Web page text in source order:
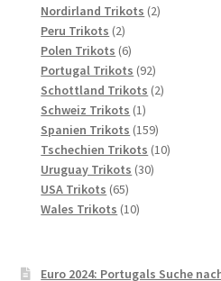
Nordirland Trikots 22
Peru Trikots 22
Produkte
Polen Trikots 66
Produkte
Portugal Trikots 9292
Produkte
Schottland Trikots 22
Schweiz Trikots 11
Produkt
Spanien Trikots 159159
Produkte
Tschechien Trikots 1010
Uruguay Trikots 3030
USA Trikots 6565
Produkte
Wales Trikots 1010
Euro 2024: Portugals Suche